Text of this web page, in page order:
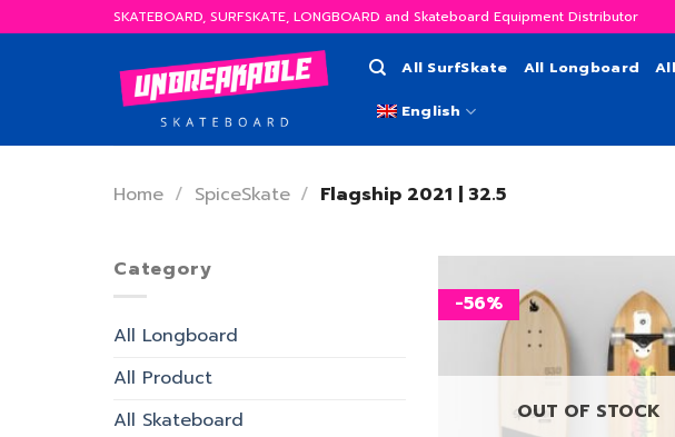
to
SKATEBOARD, SURFSKATE, LONGBOARD and Skateboard Equipment Distributor
All SurfSkate All Longboard
English
Home / SpiceSkate / Flagship 2021 | 32.5
Category
All Longboard
All Product
All Skateboard
-56%
OUT OF STOCK